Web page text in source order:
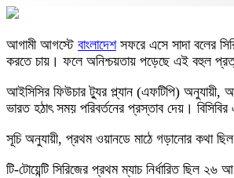
আগামী আগস্টে বাংলাদেশসফরে এসে সাদা বলের
করতে চায়। ফলে অনিশ্চয়তায় পড়েছে এই বহুল
আইসিসির ফিউচার ট্যুর প্ল্যান (এফটিপি) অনুযায়ী,
ভারত হঠাৎ সময় পরিবর্তনের প্রস্তাব দেয়।
সূচি অনুযায়ী, প্রথম ওয়ানডে মাঠে গড়ানোর কথা
টি-টোয়েন্টি সিরিজের প্রথম ম্যাচ নির্ধারিত ছিল